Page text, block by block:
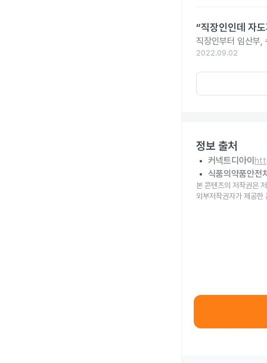
“직장인인데 자
직장인부터 임산부,
2022.09.02
정보 출처
커넥트디아이
식품의약품안전
본 콘텐츠의 저작권은
외부저작권자가 제공한